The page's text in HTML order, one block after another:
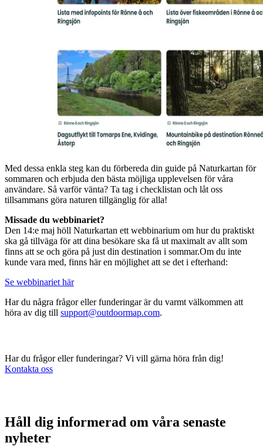
Med dessa enkla steg kan du förbereda din guide på Naturkartan för
sommaren och erbjuda den bästa möjliga upplevelsen för våra
användare. Så varför vänta? Ta tag i checklistan och låt oss
tillsammans göra naturen tillgänglig för alla!
Missade du webbinariet?
Den 14:e maj höll Naturkartan ett webbinarium om hur du praktiskt
ska gå tillväga för att dina besökare ska få ut maximalt av allt som
finns att se och göra på just din destination i sommar.Om du inte
kunde vara med, finns här en möjlighet att se det i efterhand:
Se webbinariet här
Har du några frågor eller funderingar är du varmt välkommen att
höra av dig till support@outdoormap.com.
Har du frågor eller funderingar? Vi vill gärna höra från dig!
Kontakta oss
Håll dig informerad om våra senaste
nyheter